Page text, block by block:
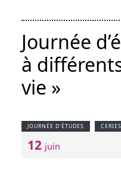
Journée
à
vie »
JOURNÉE D'ÉTUDES CERIES
12 juin